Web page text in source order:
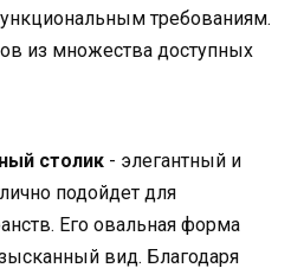
требованиям.
из множества доступных
столик - элегантный и
подойдет для
Его овальная форма
вид. Благодаря